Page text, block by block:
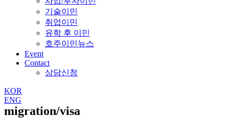
기술이민
취업이민
유학 후 이민
호주이민뉴스
Event
Contact
상담신청
KOR
ENG
migration/visa